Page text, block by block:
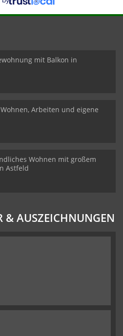
mit Balkon in
Arbeiten und eigene
Wohnen mit großem
Astfeld
& AUSZEICHNUNGEN